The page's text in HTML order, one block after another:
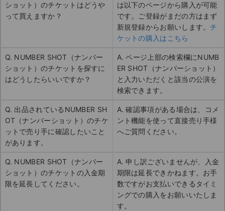
ショット）のチケットはどうや
って買えますか？
は以下のページから購入が可能
です。ご登録がまだの方はまず
新規登録からお願いします。 チ
ケットの購入はこちら
Q. NUMBER SHOT（ナンバー
ショット）のチケットを探すに
はどうしたらいいですか？
A. ページ上部の検索欄にNUMB
ER SHOT（ナンバーショット）
と入力いただくと該当の公演を
検索できます。
Q. 出品されているNUMBER SH
OT（ナンバーショット）のチケ
ットで売り手に確認したいこと
があります。
A. 確認事項がある場合は、コメ
ント機能を使って直接売り手様
へご質問ください。
Q. NUMBER SHOT（ナンバー
ショット）のチケットの入金期
限を延長してください。
A. 申し訳ございませんが、入金
期限は延長できかねます。お手
数ですがお支払いできるタイミ
ングでの購入をお願いいたしま
す。